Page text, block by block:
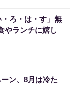
・ろ・は・す」無
やランチに嬉し
ン、8月は冷た